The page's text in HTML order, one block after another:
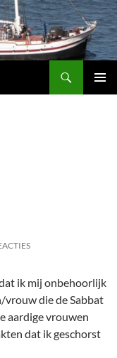
ik mij onbehoorlijk
vrouw die de Sabbat
aardige vrouwen
dat ik geschorst